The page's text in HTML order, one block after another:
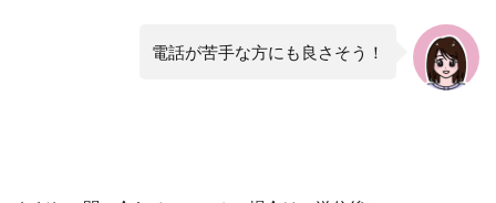
電話が苦手な方にも良さそう！